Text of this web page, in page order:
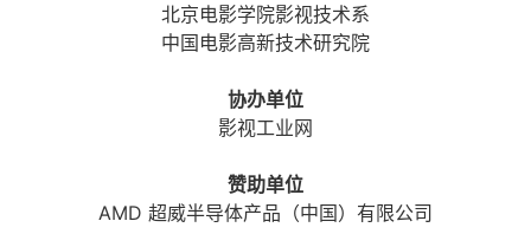
北京电影学院影视技术系
中国电影高新技术研究院
协办单位
影视工业网
赞助单位
AMD 超威半导体产品（中国）有限公司